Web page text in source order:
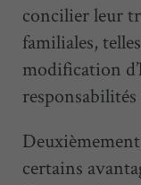
concilier leur
familiales,
modification
certains